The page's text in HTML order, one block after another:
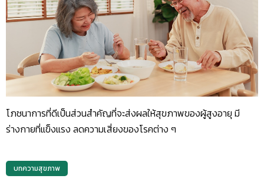
โภชนาการที่ดีเป็นส่วนสำคัญที่จะส่งผลให้สุขภาพของผู้สูงอายุ มี
ร่างกายที่แข็งแรง ลดความเสี่ยงของโรคต่าง ๆ
บทความสุขภาพ